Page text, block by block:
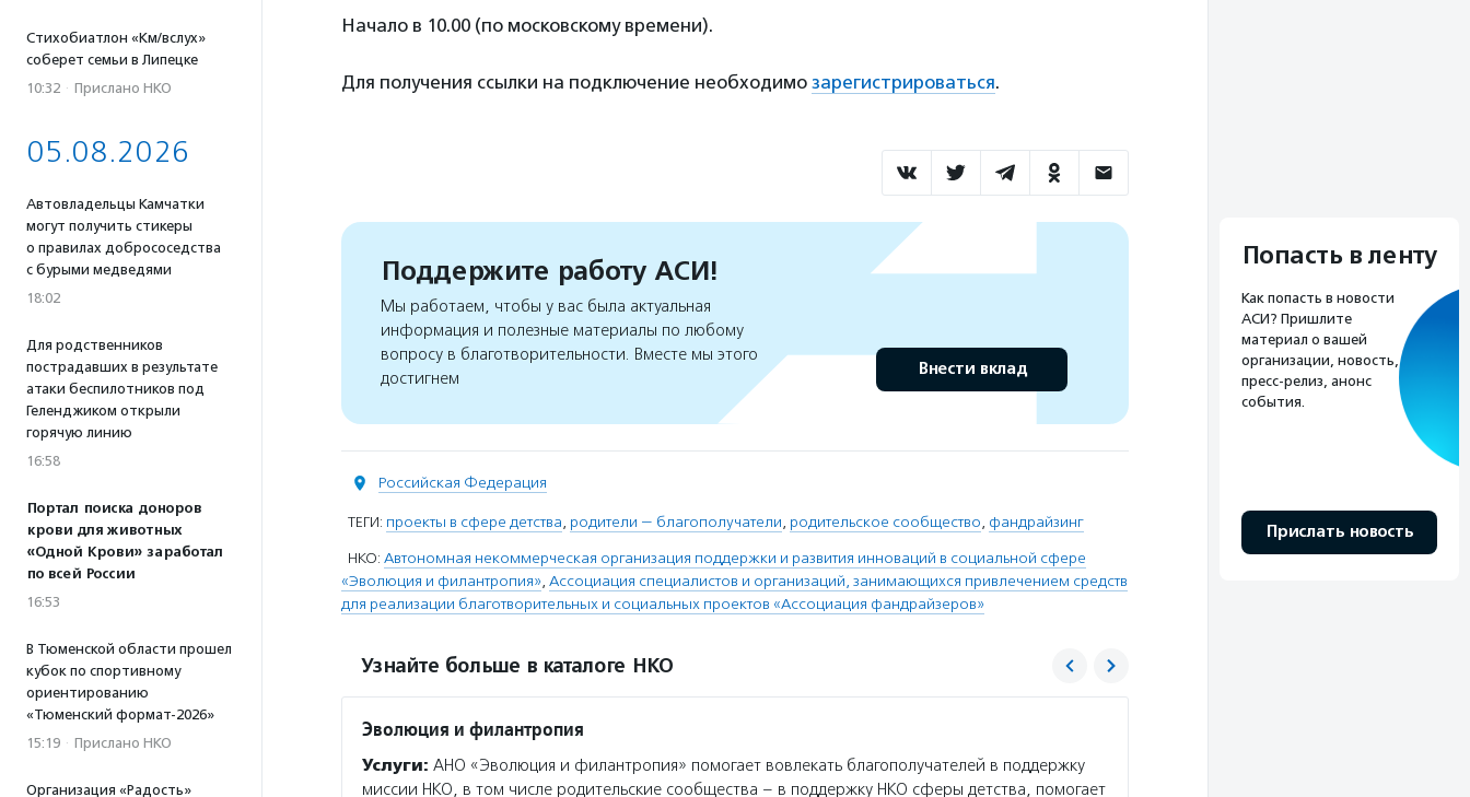
Стихобиатлон «Км/вслух»
соберет семьи в Липецке
10:32 · Прислано НКО
05.08.2026
Автовладельцы Камчатки
могут получить стикеры
о правилах добрососедства
с бурыми медведями
18:02
Для родственников
пострадавших в результате
атаки беспилотников под
Геленджиком открыли
горячую линию
16:58
Портал поиска доноров
крови для животных
«Одной Крови» заработал
по всей России
16:53
В Тюменской области прошел
кубок по спортивному
ориентированию
«Тюменский формат-2026»
15:19 · Прислано НКО
Организация «Радость»
Начало в 10.00 (по московскому времени).
Для получения ссылки на подключение необходимо зарегистрироваться.
Поддержите работу АСИ!
Мы работаем, чтобы у вас была актуальная
информация и полезные материалы по любому
вопросу в благотворительности. Вместе мы этого
достигнем
Внести вклад
Российская Федерация
ТЕГИ: проекты в сфере детства, родители — благополучатели, родительское сообщество, фандрайзинг
НКО: Автономная некоммерческая организация поддержки и развития инноваций в социальной сфере
«Эволюция и филантропия», Ассоциация специалистов и организаций, занимающихся привлечением средств
для реализации благотворительных и социальных проектов «Ассоциация фандрайзеров»
Узнайте больше в каталоге НКО
Эволюция и филантропия
Услуги: АНО «Эволюция и филантропия» помогает вовлекать благополучателей в поддержку
миссии НКО, в том числе родительские сообщества – в поддержку НКО сферы детства, помогает
Попасть в ленту
Как попасть в новости
АСИ? Пришлите
материал о вашей
организации, новость,
пресс-релиз, анонс
события.
Прислать новость